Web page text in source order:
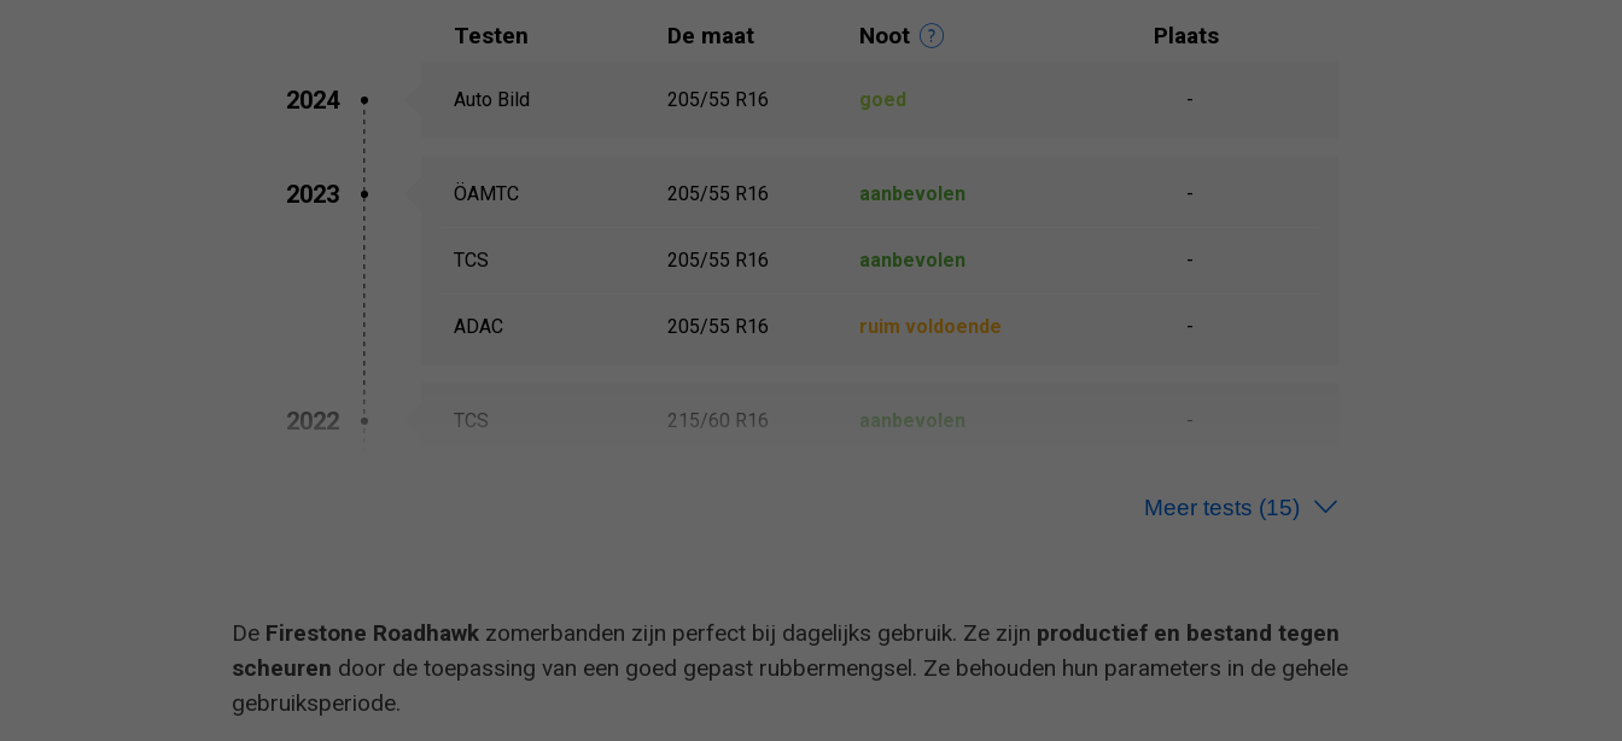
Testen De maat Noot Plaats
2024 Auto Bild 205/55 R16 goed -
2023 ÖAMTC 205/55 R16 aanbevolen -
TCS 205/55 R16 aanbevolen -
ADAC 205/55 R16 ruim voldoende -
2022 TCS 215/60 R16 aanbevolen -
TCS 185/65 R15 aanbevolen -
ADAC 215/60 R16 ruim voldoende
Meer tests (15)
De Firestone Roadhawk zomerbanden zijn perfect bij dagelijks gebruik. Ze zijn productief en bestand tegen
scheuren door de toepassing van een goed gepast rubbermengsel. Ze behouden hun parameters in de gehele
gebruiksperiode.